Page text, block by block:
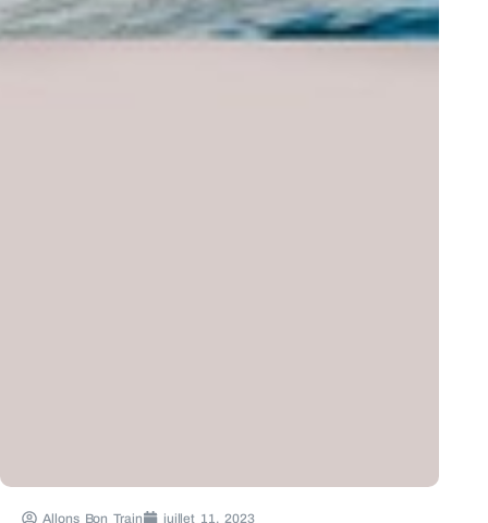
Allons Bon Train juillet 11, 2023